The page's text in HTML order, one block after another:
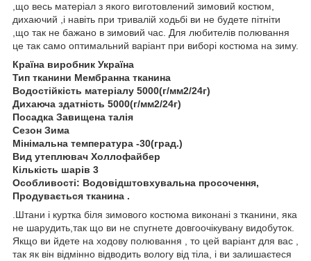
,що весь матеріал з якого виготовлений зимовий костюм,
дихаючий ,і навіть при тривалій ходьбі ви не будете пітніти
,що так не бажано в зимовий час. Для любителів полювання
це так само оптимальний варіант при виборі костюма на зиму.
Країна виробник Україна
Тип тканини Мембранна тканина
Водостійкість матеріалу 5000(г/мм2/24г)
Дихаюча здатність 5000(г/мм2/24г)
Посадка Завищена талія
Сезон Зима
Мінімальна температура -30(град.)
Вид утеплювач Холлофайбер
Кількість шарів 3
Особливості: Водовідштовхувальна просочення,
Продувається тканина .
.Штани і куртка біля зимового костюма виконані з тканини, яка
не шарудить,так що ви не спугнете довгоочікувану видобуток.
Якщо ви йдете на ходову полювання , то цей варіант для вас ,
так як він відмінно відводить вологу від тіла, і ви залишаєтеся